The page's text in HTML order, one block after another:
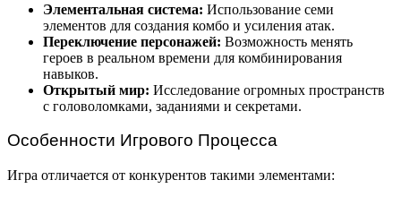
Элементальная система: Использование семи
элементов для создания комбо и усиления атак.
Переключение персонажей: Возможность менять
героев в реальном времени для комбинирования
навыков.
Открытый мир: Исследование огромных пространств
с головоломками, заданиями и секретами.
Особенности Игрового Процесса
Игра отличается от конкурентов такими элементами: